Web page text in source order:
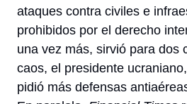
ataques contra civiles e
prohibidos por el derecho
una vez más, sirvió para
caos, el presidente
pidió más defensas